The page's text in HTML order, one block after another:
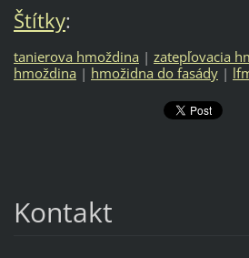
Štítky:
tanierova hmoždina | zatepľovacia
hmoždina | hmožidna do fasády |
Kontakt